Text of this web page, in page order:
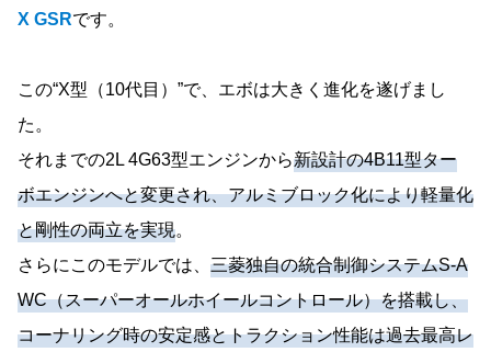
X GSRです。
この“X型（10代目）”で、エボは大きく進化を遂げまし
た。
それまでの2L 4G63型エンジンから新設計の4B11型ター
ボエンジンへと変更され、アルミブロック化により軽量化
と剛性の両立を実現。
さらにこのモデルでは、 三菱独自の統合制御システムS-A
WC（スーパーオールホイールコントロール）を搭載し、
コーナリング時の安定感とトラクション性能は過去最高レ